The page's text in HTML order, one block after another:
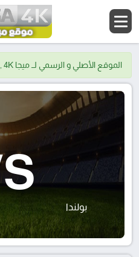
الموقع الأصلي و الرسمي لــ ميجا 4K , ولا يوجد لدينا موقع اخر.
بولندا